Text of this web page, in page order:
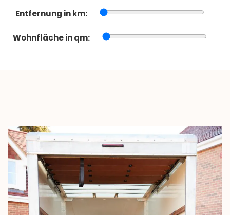
Entfernung in km:
Wohnfläche in qm: